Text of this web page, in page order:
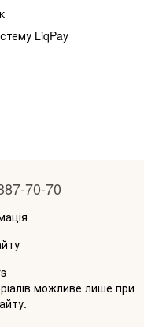
LiqPay
70-70
можливе лише при